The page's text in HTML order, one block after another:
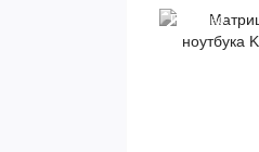
Продано